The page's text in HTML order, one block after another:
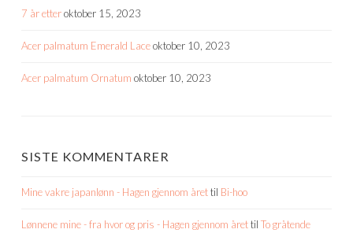
7 år etteroktober 15, 2023
Acer palmatum Emerald Laceoktober 10, 2023
Acer palmatum Ornatum oktober 10, 2023
SISTE KOMMENTARER
Mine vakre japanlønn - Hagen gjennom årettil Bi-hoo
Lønnene mine - fra hvor og pris - Hagen gjennom årettil To gråtende